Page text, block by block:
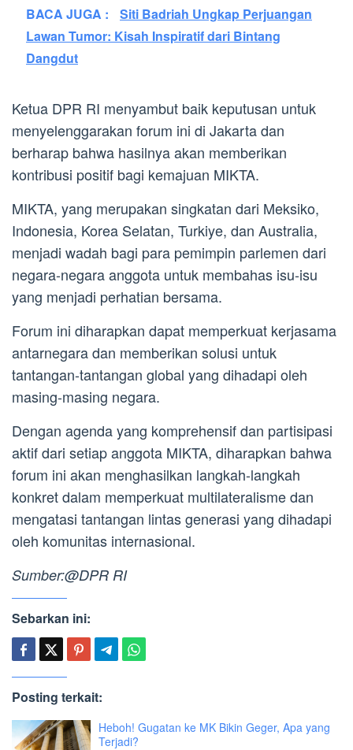
BACA JUGA :
Siti Badriah Ungkap Perjuangan
Lawan Tumor: Kisah Inspiratif dari Bintang
Dangdut
Ketua DPR RI menyambut baik keputusan untuk
menyelenggarakan forum ini di Jakarta dan
berharap bahwa hasilnya akan memberikan
kontribusi positif bagi kemajuan MIKTA.
MIKTA, yang merupakan singkatan dari Meksiko,
Indonesia, Korea Selatan, Turkiye, dan Australia,
menjadi wadah bagi para pemimpin parlemen dari
negara-negara anggota untuk membahas isu-isu
yang menjadi perhatian bersama.
Forum ini diharapkan dapat memperkuat kerjasama
antarnegara dan memberikan solusi untuk
tantangan-tantangan global yang dihadapi oleh
masing-masing negara.
Dengan agenda yang komprehensif dan partisipasi
aktif dari setiap anggota MIKTA, diharapkan bahwa
forum ini akan menghasilkan langkah-langkah
konkret dalam memperkuat multilateralisme dan
mengatasi tantangan lintas generasi yang dihadapi
oleh komunitas internasional.
Sumber:@DPR RI
Sebarkan ini:
Posting terkait:
Heboh! Gugatan ke MK Bikin Geger, Apa yang
Terjadi?